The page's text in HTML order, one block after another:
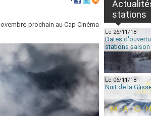
prochain au Cap Cinéma
stations
Le 26/11/18
Dates
stations
Le 06/11/18
Nuit de la